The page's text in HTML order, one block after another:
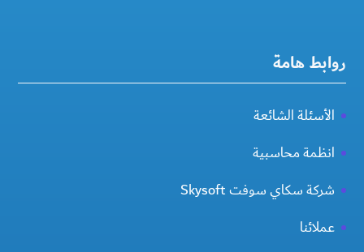
روابط هامة
الأسئلة الشائعة
انظمة محاسبية
شركة سكاي سوفت Skysoft
عملائنا